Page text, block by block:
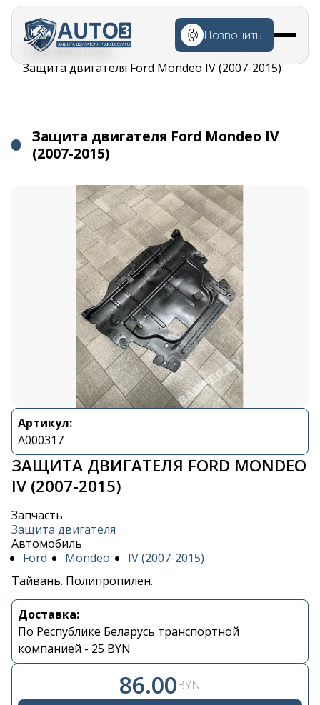
Перейти к
основному
содержанию
Позвонить
Строка
навигации
ГлавнаяКаталог
Защита двигателя Ford Mondeo IV (2007-2015)
Защита двигателя Ford Mondeo IV
(2007-2015)
Артикул:
A000317
ЗАЩИТА ДВИГАТЕЛЯ FORD MONDEO
IV (2007-2015)
Запчасть
Защита двигателя
Автомобиль
Ford
Mondeo
IV (2007-2015)
Тайвань. Полипропилен.
Доставка:
По Республике Беларусь транспортной
компанией - 25 BYN
86.00BYN